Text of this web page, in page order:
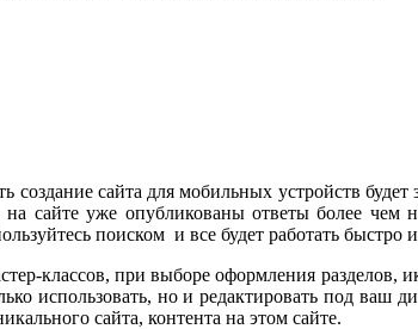
сайта для мобильных устройств будет
сайте уже опубликованы ответы более
поиском и все будет работать быстро
классов, при выборе оформления разделов,
использовать, но и редактировать под ваш
сайта, контента на этом сайте.